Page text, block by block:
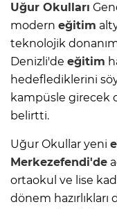
Uğur Okulları
modern eğitim
teknolojik
Denizli'de eğitim
hedeflediklerini
kampüsle girecek
belirtti.
Uğur Okullar yeni
Merkezefendi'de
ortaokul ve lise
dönem